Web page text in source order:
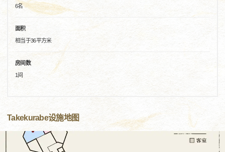
6名
面积
相当于36平方米
房间数
1间
Takekurabe设施地图